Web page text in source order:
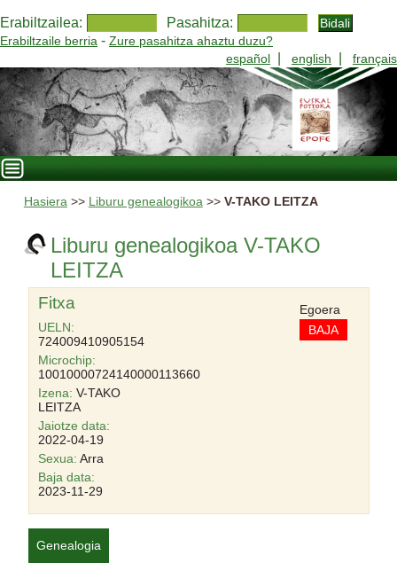
Erabiltzailea: Pasahitza:
Erabiltzaile berria - Zure pasahitza ahaztu duzu?
español
english français
Hasiera>> Liburu genealogikoa>> V-TAKO LEITZA
Liburu genealogikoa V-TAKO
LEITZA
Fitxa
UELN:
724009410905154
Microchip:
10010000724140000113660
Izena: V-TAKO
LEITZA
Jaiotze data:
2022-04-19
Sexua: Arra
Egoera
BAJA
Baja data:
2023-11-29
Genealogia